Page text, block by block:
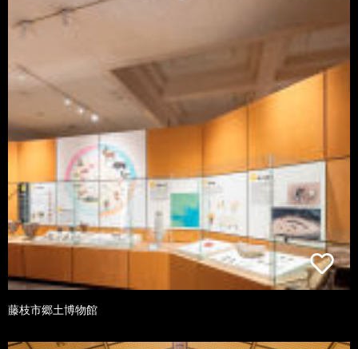
藤枝市郷土博物館